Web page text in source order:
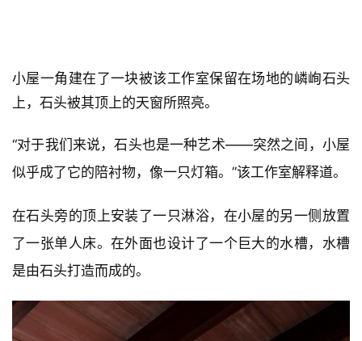
内
设
计
城
与
景
观
建
筑
小屋一角建在了一块被该工作室保留在场地的嶙峋石头
上，石头被其顶上的天窗所照亮。
“对于我们来说，石头也是一种艺术——突然之间，小屋
似乎成了它的陪衬物，像一只灯箱。”该工作室解释道。
在石头旁的顶上安装了一只淋浴，在小屋的另一侧放置
了一张单人床。在外面也设计了一个巨大的水槽，水槽
是由石头打造而成的。